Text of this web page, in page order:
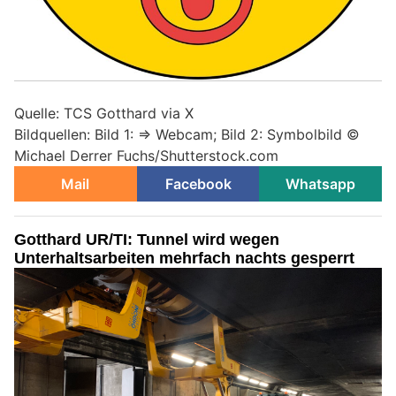
Quelle: TCS Gotthard via X
Bildquellen: Bild 1: => Webcam; Bild 2: Symbolbild ©
Michael Derrer Fuchs/Shutterstock.com
Mail
Facebook Whatsapp
Gotthard UR/TI: Tunnel wird wegen
Unterhaltsarbeiten mehrfach nachts gesperrt